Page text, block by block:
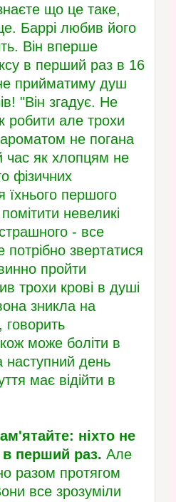
що це таке,
Баррі любив його
Він вперше
в перший раз в 16
прийматиму душ
"Він згадує. Не
робити але трохи
не погана
час як хлопцям не
фізичних
їхнього першого
невеликі
- все
потрібно звертатися
пройти
трохи крові в душі
зникла на
говорить
може боліти в
наступний день
має відійти в
ніхто не
перший раз. Але
разом протягом
все зрозуміли